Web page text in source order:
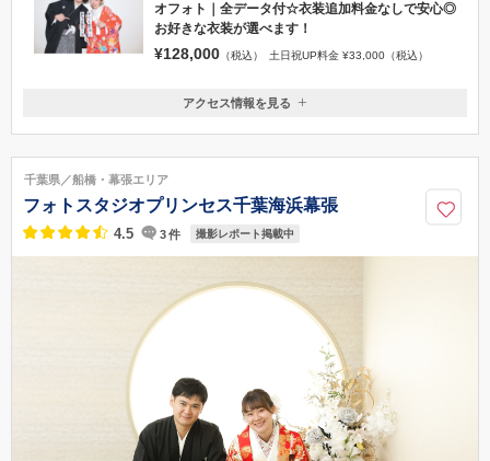
オフォト｜全データ付☆衣装追加料金なしで安心◎
お好きな衣装が選べます！
¥128,000 （税込） 土日祝UP料金 ¥33,000（税込）
千葉県千葉市美浜区中瀬2-6-1WBGマリブイースト2階
0120-945-906
アクセス情報を見る
千葉県／船橋・幕張エリア
フォトスタジオプリンセス千葉海浜幕張
4.5 3件 撮影レポート掲載中